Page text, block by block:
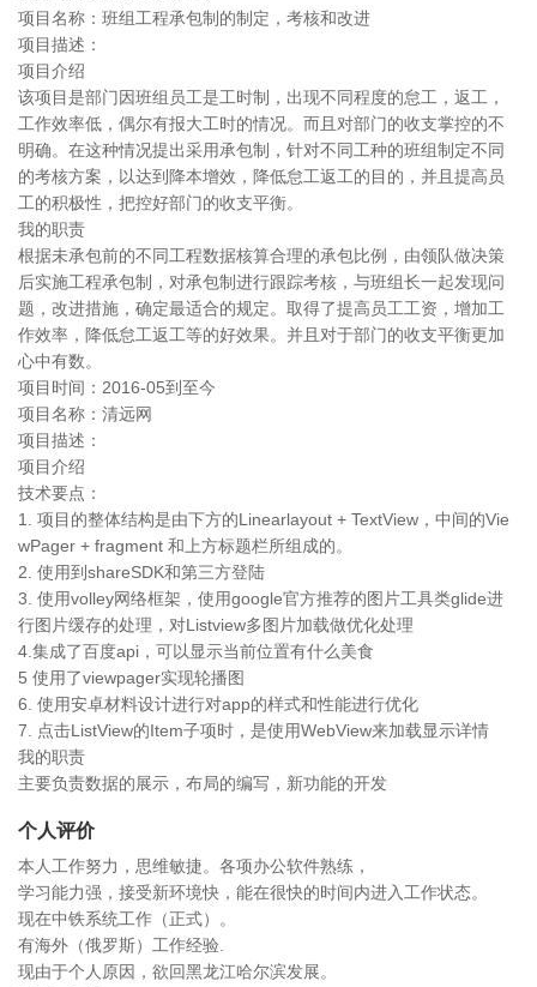
项目名称：班组工程承包制的制定，考核和改进
项目描述：
项目介绍
该项目是部门因班组员工是工时制，出现不同程度的怠工，返工，
工作效率低，偶尔有报大工时的情况。而且对部门的收支掌控的不
明确。在这种情况提出采用承包制，针对不同工种的班组制定不同
的考核方案，以达到降本增效，降低怠工返工的目的，并且提高员
工的积极性，把控好部门的收支平衡。
我的职责
根据未承包前的不同工程数据核算合理的承包比例，由领队做决策
后实施工程承包制，对承包制进行跟踪考核，与班组长一起发现问
题，改进措施，确定最适合的规定。取得了提高员工工资，增加工
作效率，降低怠工返工等的好效果。并且对于部门的收支平衡更加
心中有数。
项目时间：2016-05到至今
项目名称：清远网
项目描述：
项目介绍
技术要点：
1. 项目的整体结构是由下方的Linearlayout + TextView，中间的Vie
wPager + fragment 和上方标题栏所组成的。
2. 使用到shareSDK和第三方登陆
3. 使用volley网络框架，使用google官方推荐的图片工具类glide进
行图片缓存的处理，对Listview多图片加载做优化处理
4.集成了百度api，可以显示当前位置有什么美食
5 使用了viewpager实现轮播图
6. 使用安卓材料设计进行对app的样式和性能进行优化
7. 点击ListView的Item子项时，是使用WebView来加载显示详情
我的职责
主要负责数据的展示，布局的编写，新功能的开发
个人评价
本人工作努力，思维敏捷。各项办公软件熟练，
学习能力强，接受新环境快，能在很快的时间内进入工作状态。
现在中铁系统工作（正式）。
有海外（俄罗斯）工作经验.
现由于个人原因，欲回黑龙江哈尔滨发展。